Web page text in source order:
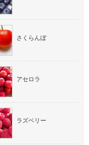
さくらんぼ
アセロラ
ラズベリー